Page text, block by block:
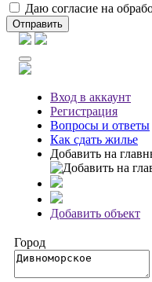
Даю согласие на
Отправить
Вход в аккаунт
Регистрация
Вопросы и ответы
Как сдать жилье
Добавить на
Добавить объект
Город